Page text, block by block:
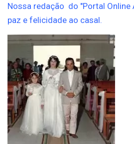
Nossa redação do "Portal Online
paz e felicidade ao casal.